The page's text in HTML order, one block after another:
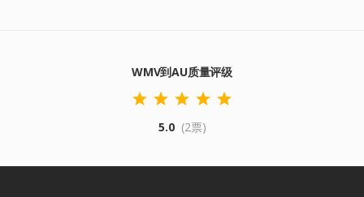
WMV到AU质量评级
5.0 (2票)